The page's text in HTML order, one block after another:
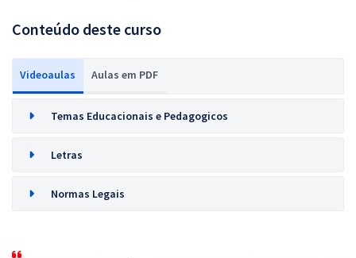
Conteúdo deste curso
Videoaulas Aulas em PDF
Temas Educacionais e Pedagogicos
Letras
Normas Legais